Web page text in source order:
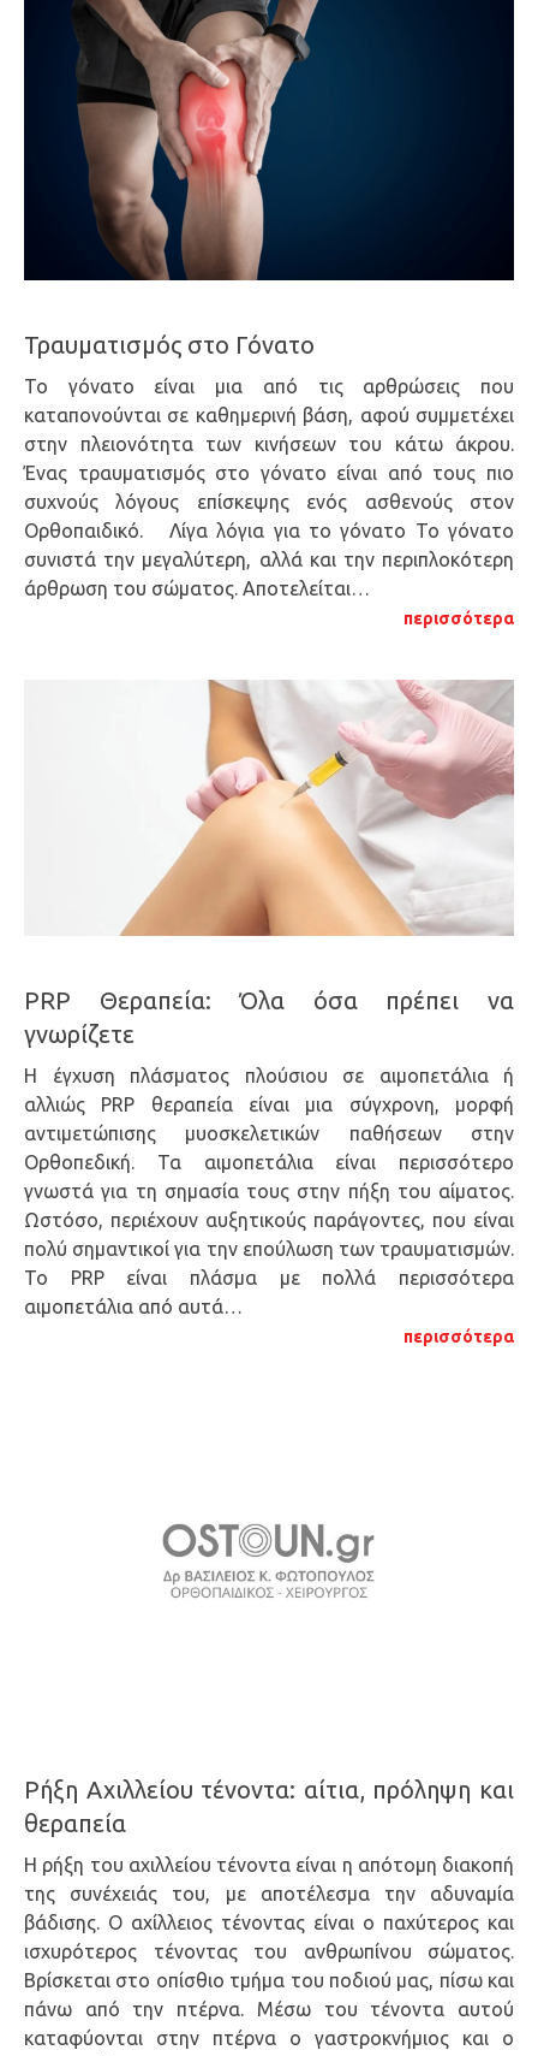
Τραυματισμός στο Γόνατο
Το γόνατο είναι μια από τις αρθρώσεις που
καταπονούνται σε καθημερινή βάση, αφού συμμετέχει
στην πλειονότητα των κινήσεων του κάτω άκρου.
Ένας τραυματισμός στο γόνατο είναι από τους πιο
συχνούς λόγους επίσκεψης ενός ασθενούς στον
Ορθοπαιδικό. Λίγα λόγια για το γόνατο Το γόνατο
συνιστά την μεγαλύτερη, αλλά και την περιπλοκότερη
άρθρωση του σώματος. Αποτελείται…
περισσότερα
PRP Θεραπεία: Όλα όσα πρέπει να
γνωρίζετε
Η έγχυση πλάσματος πλούσιου σε αιμοπετάλια ή
αλλιώς PRP θεραπεία είναι μια σύγχρονη, μορφή
αντιμετώπισης μυοσκελετικών παθήσεων στην
Ορθοπεδική. Τα αιμοπετάλια είναι περισσότερο
γνωστά για τη σημασία τους στην πήξη του αίματος.
Ωστόσο, περιέχουν αυξητικούς παράγοντες, που είναι
πολύ σημαντικοί για την επούλωση των τραυματισμών.
Το PRP είναι πλάσμα με πολλά περισσότερα
αιμοπετάλια από αυτά…
περισσότερα
Ρήξη Αχιλλείου τένοντα: αίτια, πρόληψη και
θεραπεία
Η ρήξη του αχιλλείου τένοντα είναι η απότομη διακοπή
της συνέχειάς του, με αποτέλεσμα την αδυναμία
βάδισης. Ο αχίλλειος τένοντας είναι ο παχύτερος και
ισχυρότερος τένοντας του ανθρωπίνου σώματος.
Βρίσκεται στο οπίσθιο τμήμα του ποδιού μας, πίσω και
πάνω από την πτέρνα. Μέσω του τένοντα αυτού
καταφύονται στην πτέρνα ο γαστροκνήμιος και ο